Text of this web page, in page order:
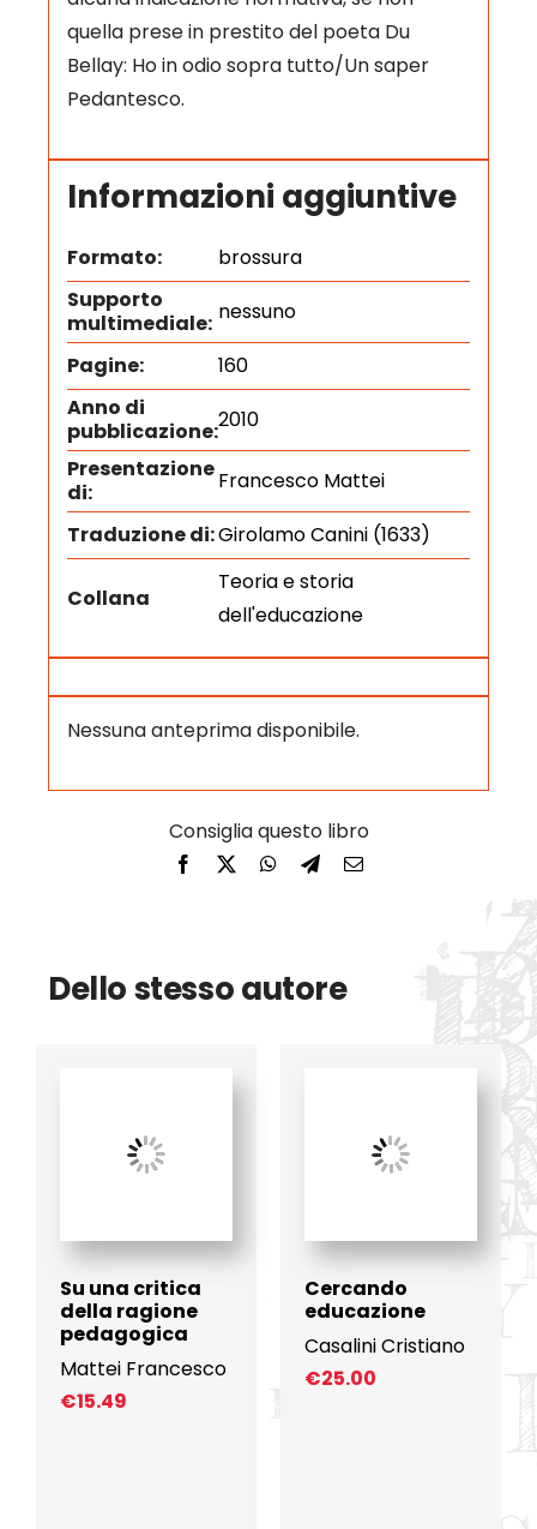
quella prese in prestito del poeta Du
Bellay: Ho in odio sopra tutto/Un saper
Pedantesco.
Informazioni aggiuntive
Formato:
brossura
Supporto
multimediale: nessuno
Pagine:
160
Anno di
pubblicazione:2010
Presentazione
di:
Francesco Mattei
Traduzione di:Girolamo Canini (1633)
Collana
Teoria e storia
dell'educazione
Nessuna anteprima disponibile.
Dello stesso autore
Su una critica
della ragione
pedagogica
Mattei Francesco
€15.49
Cercando
educazione
Casalini Cristiano
€25.00